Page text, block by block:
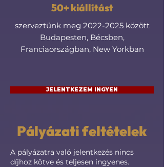
50+ kiállítást
szerveztünk meg 2022-2025között
Budapesten, Bécsben,
Franciaországban, New Yorkban
JELENTKEZEM INGYEN
Pályázati feltételek
A pályázatra való jelentkezés nincs
díjhoz kötve és teljesen ingyenes.